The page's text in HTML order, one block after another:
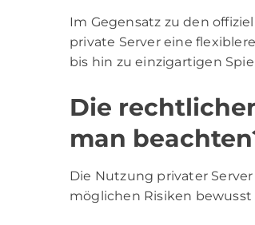
Im Gegensatz zu den
private Server eine
bis hin zu einzigartigen
Die
man
Die Nutzung privater
möglichen Risiken